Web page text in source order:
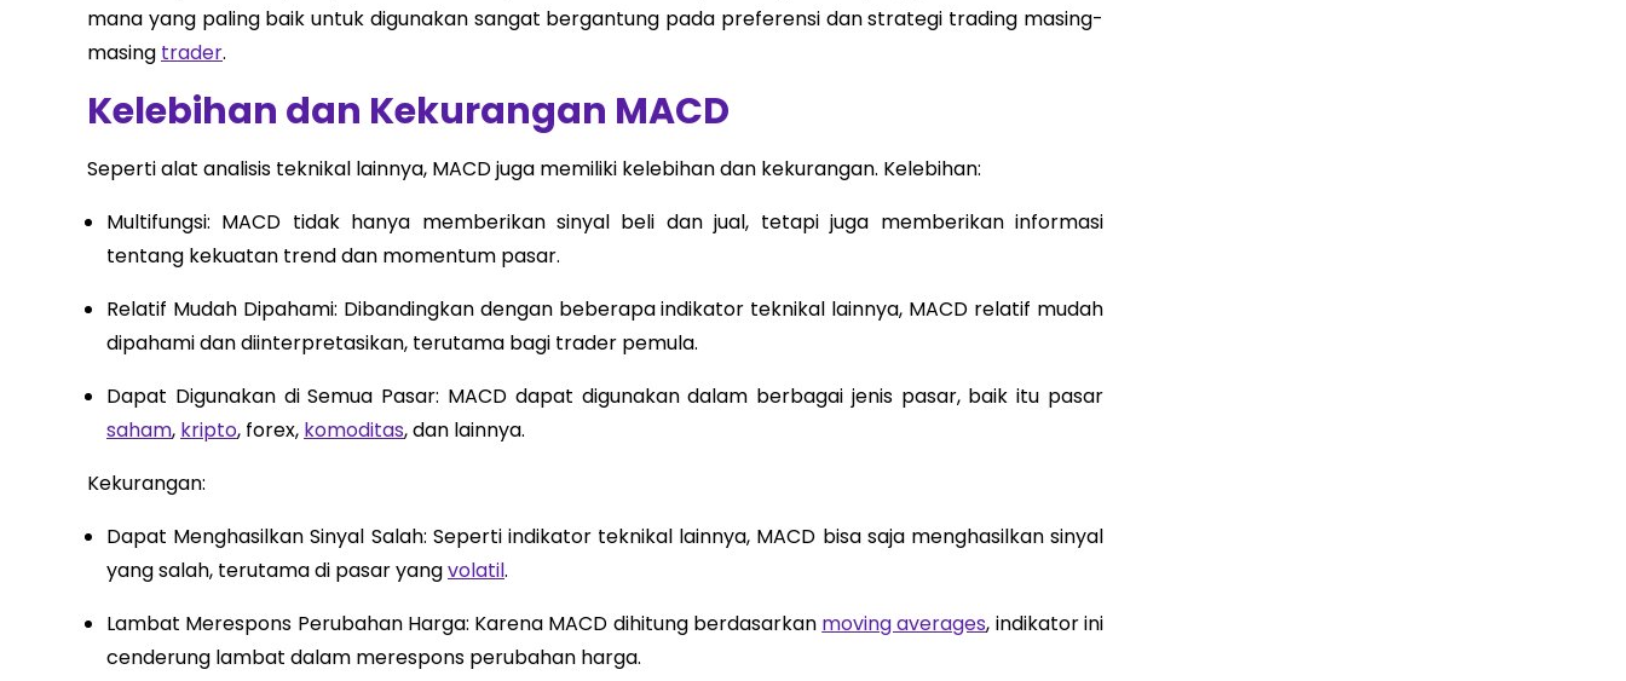
mana yang paling baik untuk digunakan sangat bergantung pada preferensi dan strategi trading masing-
masing trader.
Kelebihan dan Kekurangan MACD
Seperti alat analisis teknikal lainnya, MACD juga memiliki kelebihan dan kekurangan. Kelebihan:
Multifungsi: MACD tidak hanya memberikan sinyal beli dan jual, tetapi juga memberikan informasi
tentang kekuatan trend dan momentum pasar.
Relatif Mudah Dipahami: Dibandingkan dengan beberapa indikator teknikal lainnya, MACD relatif mudah
dipahami dan diinterpretasikan, terutama bagi trader pemula.
Dapat Digunakan di Semua Pasar: MACD dapat digunakan dalam berbagai jenis pasar, baik itu pasar
saham, kripto, forex, komoditas, dan lainnya.
Kekurangan:
Dapat Menghasilkan Sinyal Salah: Seperti indikator teknikal lainnya, MACD bisa saja menghasilkan sinyal
yang salah, terutama di pasar yangvolatil.
Lambat Merespons Perubahan Harga: Karena MACD dihitung berdasarkan moving averages, indikator ini
cenderung lambat dalam merespons perubahan harga.